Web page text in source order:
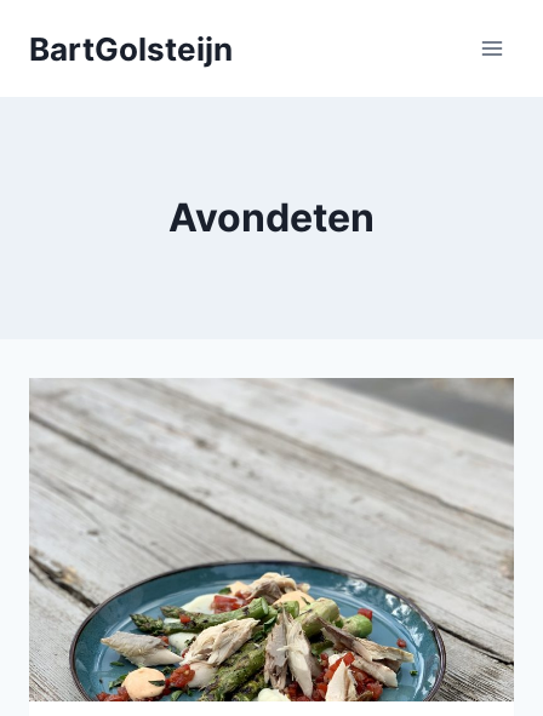
naarBartGolsteijn
Avondeten